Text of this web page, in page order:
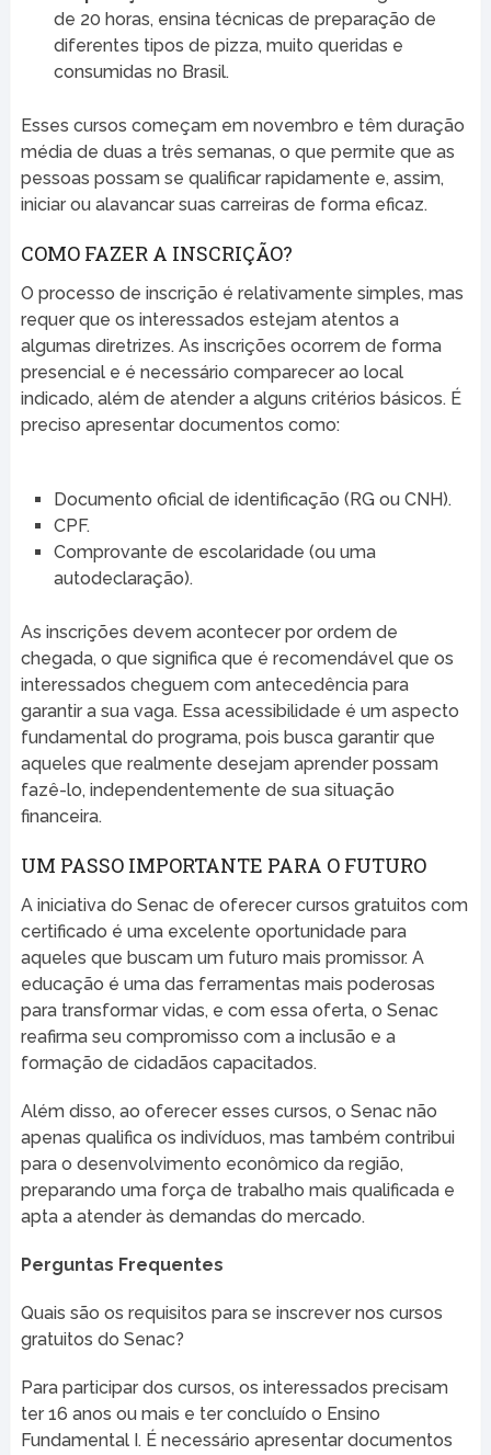
de 20 horas, ensina técnicas de preparação de
diferentes tipos de pizza, muito queridas e
consumidas no Brasil.
Esses cursos começam em novembro e têm duração
média de duas a três semanas, o que permite que as
pessoas possam se qualificar rapidamente e, assim,
iniciar ou alavancar suas carreiras de forma eficaz.
COMO FAZER A INSCRIÇÃO?
O processo de inscrição é relativamente simples, mas
requer que os interessados estejam atentos a
algumas diretrizes. As inscrições ocorrem de forma
presencial e é necessário comparecer ao local
indicado, além de atender a alguns critérios básicos. É
preciso apresentar documentos como:
Documento oficial de identificação (RG ou CNH).
CPF.
Comprovante de escolaridade (ou uma
autodeclaração).
As inscrições devem acontecer por ordem de
chegada, o que significa que é recomendável que os
interessados cheguem com antecedência para
garantir a sua vaga. Essa acessibilidade é um aspecto
fundamental do programa, pois busca garantir que
aqueles que realmente desejam aprender possam
fazê-lo, independentemente de sua situação
financeira.
UM PASSO IMPORTANTE PARA O FUTURO
A iniciativa do Senac de oferecer cursos gratuitos com
certificado é uma excelente oportunidade para
aqueles que buscam um futuro mais promissor. A
educação é uma das ferramentas mais poderosas
para transformar vidas, e com essa oferta, o Senac
reafirma seu compromisso com a inclusão e a
formação de cidadãos capacitados.
Além disso, ao oferecer esses cursos, o Senac não
apenas qualifica os indivíduos, mas também contribui
para o desenvolvimento econômico da região,
preparando uma força de trabalho mais qualificada e
apta a atender às demandas do mercado.
Perguntas Frequentes
Quais são os requisitos para se inscrever nos cursos
gratuitos do Senac?
Para participar dos cursos, os interessados precisam
ter 16 anos ou mais e ter concluído o Ensino
Fundamental I. É necessário apresentar documentos